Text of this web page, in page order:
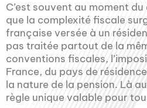
C’est souvent au moment
que la complexité fiscale
française versée à un
pas traitée partout de la
conventions fiscales,
France, du pays de
la nature de la pension. Là
règle unique valable pour